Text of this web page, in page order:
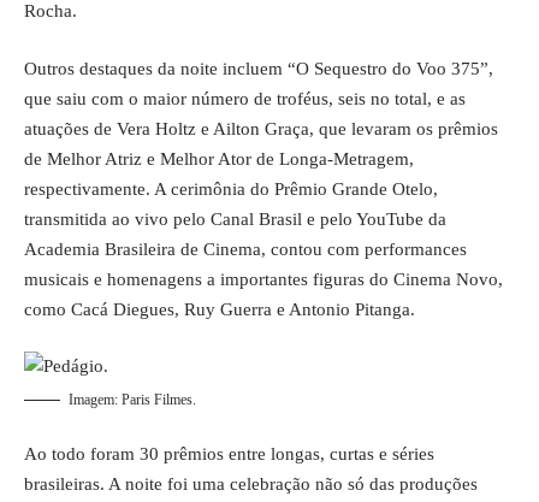
Rocha.
Outros destaques da noite incluem “O Sequestro do Voo 375”,
que saiu com o maior número de troféus, seis no total, e as
atuações de Vera Holtz e Ailton Graça, que levaram os prêmios
de Melhor Atriz e Melhor Ator de Longa-Metragem,
respectivamente. A cerimônia do Prêmio Grande Otelo,
transmitida ao vivo pelo Canal Brasil e pelo YouTube da
Academia Brasileira de Cinema, contou com performances
musicais e homenagens a importantes figuras do Cinema Novo,
como Cacá Diegues, Ruy Guerra e Antonio Pitanga.
Imagem: Paris Filmes.
Ao todo foram 30 prêmios entre longas, curtas e séries
brasileiras. A noite foi uma celebração não só das produções